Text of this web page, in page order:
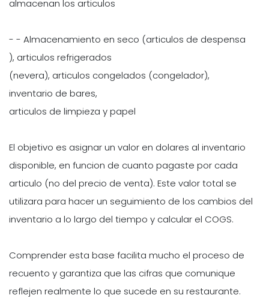
almacenan los articulos
- - Almacenamiento en seco (articulos de despensa
), articulos refrigerados
(nevera), articulos congelados (congelador),
inventario de bares,
articulos de limpieza y papel
El objetivo es asignar un valor en dolares al inventario
disponible, en funcion de cuanto pagaste por cada
articulo (no del precio de venta). Este valor total se
utilizara para hacer un seguimiento de los cambios del
inventario a lo largo del tiempo y calcular el COGS.
Comprender esta base facilita mucho el proceso de
recuento y garantiza que las cifras que comunique
reflejen realmente lo que sucede en su restaurante.